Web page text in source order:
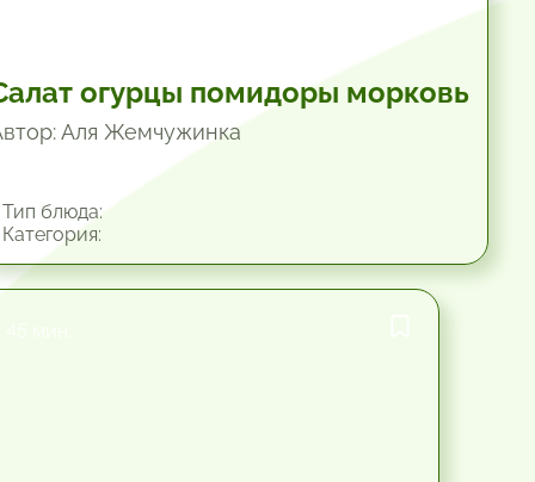
огурцы помидоры морковь
Аля Жемчужинка
блюда: